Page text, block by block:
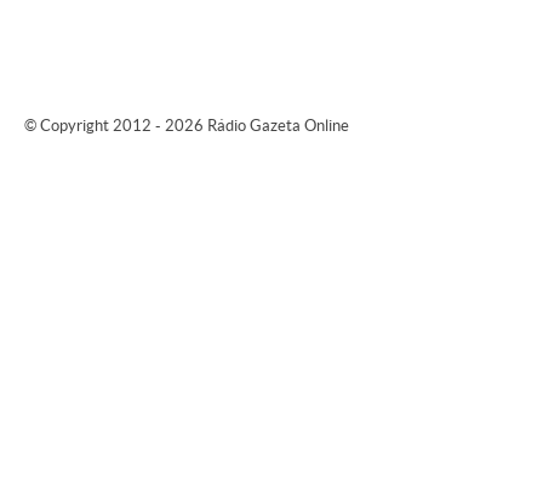
© Copyright 2012 - 2026 Rádio Gazeta Online